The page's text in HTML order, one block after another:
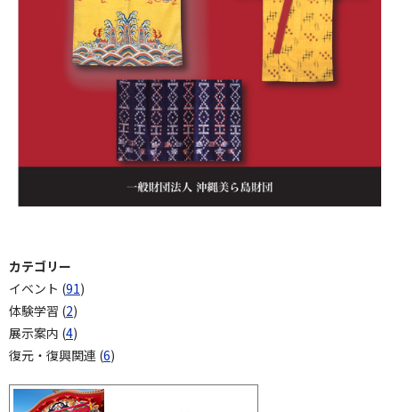
カテゴリー
イベント (91)
体験学習 (2)
展示案内 (4)
復元・復興関連 (6)